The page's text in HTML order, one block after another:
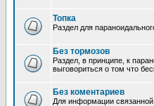
Топка
Раздел для
Без тормозов
Раздел, в принципе, к
выговориться о том что
Без коментариев
Для информации